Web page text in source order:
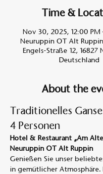
Time &
Nov 30, 2025, 12:00 PM
Neuruppin OT Alt
Engels-Straße 12, 16827
Deutschland
About the
Traditionelles
4 Personen
Hotel & Restaurant „Am
Neuruppin OT Alt Ruppin
Genießen Sie unser
in gemütlicher Atmosphäre.